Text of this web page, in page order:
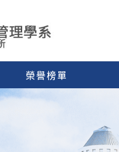
榮譽榜單